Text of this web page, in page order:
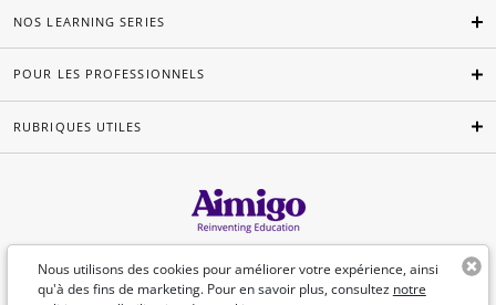
Nous utilisons des cookies pour améliorer votre expérience, ainsi
qu'à des fins de marketing. Pour en savoir plus, consultez notre
NOS LEARNING SERIES
POUR LES PROFESSIONNELS
RUBRIQUES UTILES
Français